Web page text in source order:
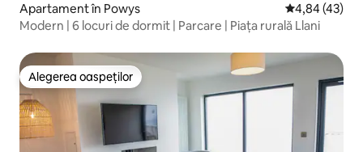
Apartament în Powys Scor mediu
4,84 (43)
Modern | 6 locuri de dormit | Parcare | Piața rurală Llani
Alegerea oaspeților
Alegerea oaspeților